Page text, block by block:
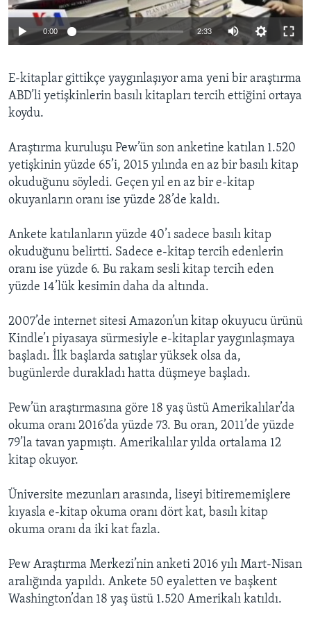
HAYATTAN
SANAT
BIZI TAKIP EDIN
Diller
0:00 2:33
E-kitaplar gittikçe yaygınlaşıyor ama yeni bir araştırma
ABD’li yetişkinlerin basılı kitapları tercih ettiğini ortaya
koydu.
Araştırma kuruluşu Pew’ün son anketine katılan 1.520
yetişkinin yüzde 65’i, 2015 yılında en az bir basılı kitap
okuduğunu söyledi. Geçen yıl en az bir e-kitap
okuyanların oranı ise yüzde 28’de kaldı.
Ankete katılanların yüzde 40’ı sadece basılı kitap
okuduğunu belirtti. Sadece e-kitap tercih edenlerin
oranı ise yüzde 6. Bu rakam sesli kitap tercih eden
yüzde 14’lük kesimin daha da altında.
2007’de internet sitesi Amazon’un kitap okuyucu ürünü
Kindle’ı piyasaya sürmesiyle e-kitaplar yaygınlaşmaya
başladı. İlk başlarda satışlar yüksek olsa da,
bugünlerde durakladı hatta düşmeye başladı.
Pew’ün araştırmasına göre 18 yaş üstü Amerikalılar’da
okuma oranı 2016’da yüzde 73. Bu oran, 2011’de yüzde
79’la tavan yapmıştı. Amerikalılar yılda ortalama 12
kitap okuyor.
Üniversite mezunları arasında, liseyi bitirememişlere
kıyasla e-kitap okuma oranı dört kat, basılı kitap
okuma oranı da iki kat fazla.
Pew Araştırma Merkezi’nin anketi 2016 yılı Mart-Nisan
aralığında yapıldı. Ankete 50 eyaletten ve başkent
Washington’dan 18 yaş üstü 1.520 Amerikalı katıldı.